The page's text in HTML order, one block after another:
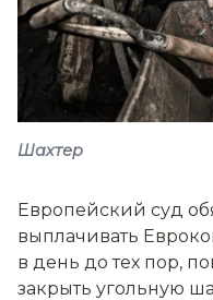
Шахтер
Европейский суд
выплачивать
в день до тех пор,
закрыть угольную